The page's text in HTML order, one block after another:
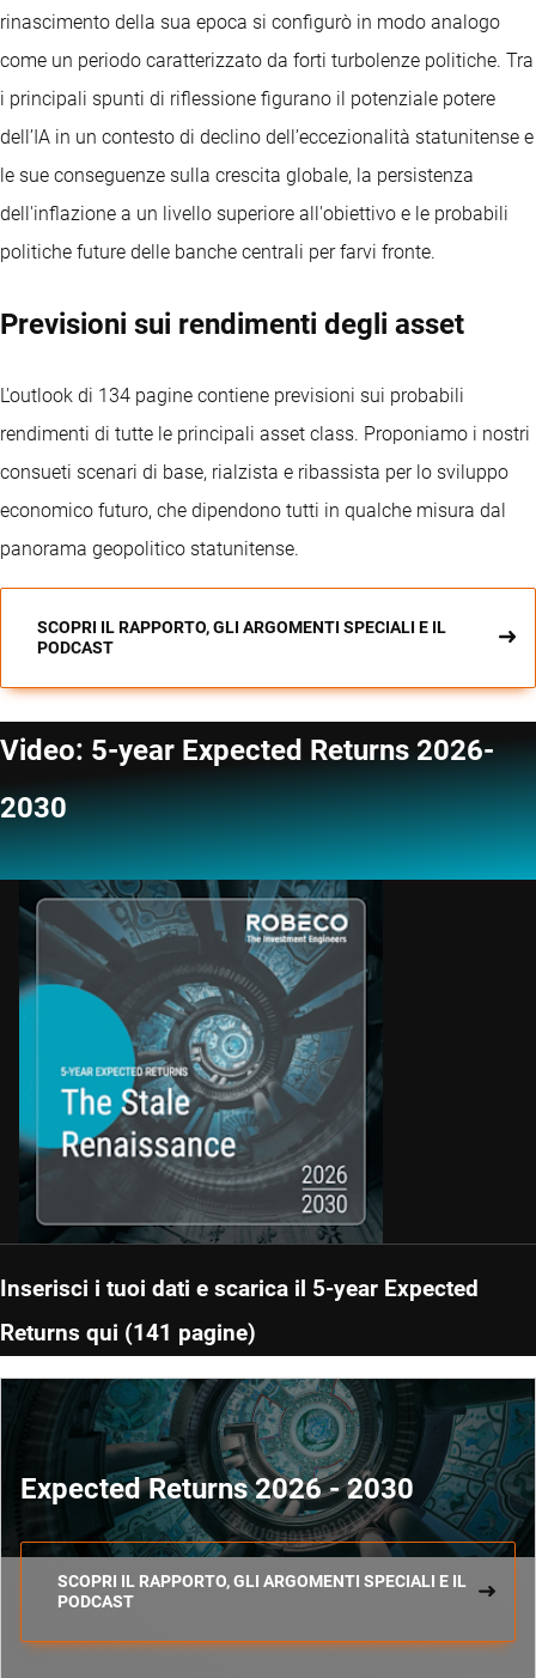
rinascimento della sua epoca si configurò in modo analogo
come un periodo caratterizzato da forti turbolenze politiche. Tra
i principali spunti di riflessione figurano il potenziale potere
dell’IA in un contesto di declino dell’eccezionalità statunitense e
le sue conseguenze sulla crescita globale, la persistenza
dell'inflazione a un livello superiore all'obiettivo e le probabili
politiche future delle banche centrali per farvi fronte.
Previsioni sui rendimenti degli asset
L'outlook di 134 pagine contiene previsioni sui probabili
rendimenti di tutte le principali asset class. Proponiamo i nostri
consueti scenari di base, rialzista e ribassista per lo sviluppo
economico futuro, che dipendono tutti in qualche misura dal
panorama geopolitico statunitense.
SCOPRI IL RAPPORTO, GLI ARGOMENTI SPECIALI E IL
PODCAST
Video: 5-year Expected Returns 2026-
2030
Inserisci i tuoi dati e scarica il 5-year Expected
Returns qui (141 pagine)
Expected Returns 2026 - 2030
SCOPRI IL RAPPORTO, GLI ARGOMENTI SPECIALI E IL
PODCAST